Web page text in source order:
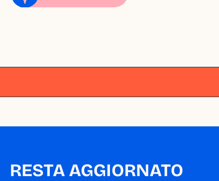
RESTA AGGIORNATO